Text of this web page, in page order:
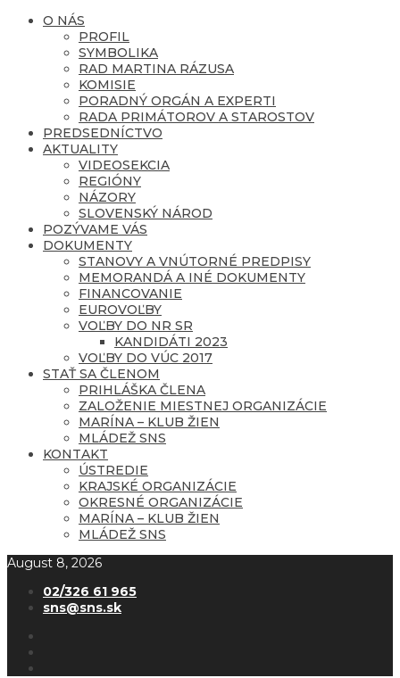
O NÁS
PROFIL
SYMBOLIKA
RAD MARTINA RÁZUSA
KOMISIE
PORADNÝ ORGÁN A EXPERTI
RADA PRIMÁTOROV A STAROSTOV
PREDSEDNÍCTVO
AKTUALITY
VIDEOSEKCIA
REGIÓNY
NÁZORY
SLOVENSKÝ NÁROD
POZÝVAME VÁS
DOKUMENTY
STANOVY A VNÚTORNÉ PREDPISY
MEMORANDÁ A INÉ DOKUMENTY
FINANCOVANIE
EUROVOĽBY
VOĽBY DO NR SR
KANDIDÁTI 2023
VOĽBY DO VÚC 2017
STAŤ SA ČLENOM
PRIHLÁŠKA ČLENA
ZALOŽENIE MIESTNEJ ORGANIZÁCIE
MARÍNA – KLUB ŽIEN
MLÁDEŽ SNS
KONTAKT
ÚSTREDIE
KRAJSKÉ ORGANIZÁCIE
OKRESNÉ ORGANIZÁCIE
MARÍNA – KLUB ŽIEN
MLÁDEŽ SNS
August 8, 2026
02/326 61 965
sns@sns.sk